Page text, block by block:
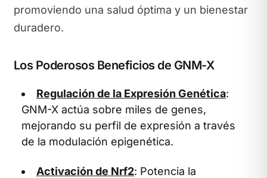
promoviendo una salud óptima y un bienestar
duradero.
Los Poderosos Beneficios de GNM-X
Regulación de la Expresión Genética:
GNM-X actúa sobre miles de genes,
mejorando su perfil de expresión a través
de la modulación epigenética.
Activación de Nrf2: Potencia la